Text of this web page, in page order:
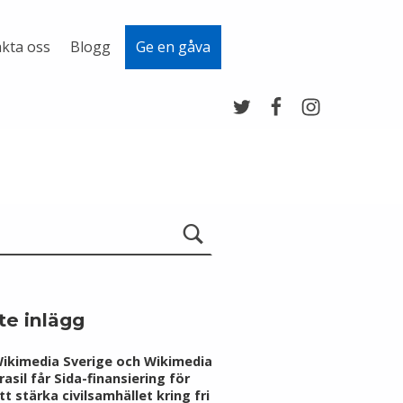
oss Blogg Ge en gåva
inlägg
Sverige och Wikimedia
får Sida-finansiering för
stärka civilsamhället kring fri